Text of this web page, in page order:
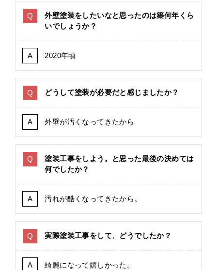
外壁塗装をしたいなと思ったのは築何年くら
いでしょうか？
2020年頃
どうして塗装が必要だと感じましたか？
外壁が汚くなってきたから
塗装工事をしよう。と思った最後の決めては
何でしたか？
汚れが酷くなってきたから。
実際塗装工事をして、どうでしたか？
綺麗になって嬉しかった。